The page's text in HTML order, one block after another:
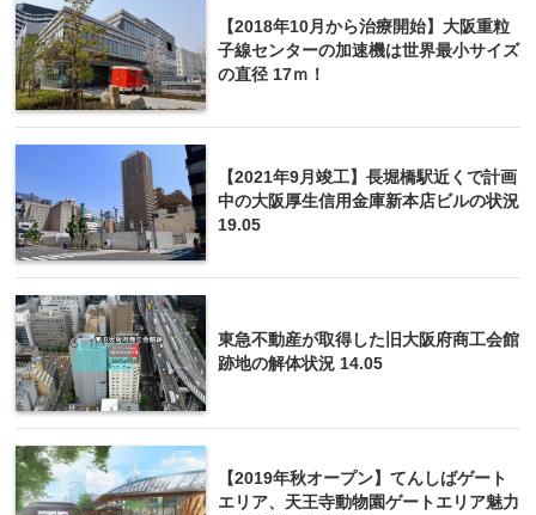
【2018年10月から治療開始】大阪重粒
子線センターの加速機は世界最小サイズ
の直径 17ｍ！
【2021年9月竣工】長堀橋駅近くで計画
中の大阪厚生信用金庫新本店ビルの状況
19.05
東急不動産が取得した旧大阪府商工会館
跡地の解体状況 14.05
【2019年秋オープン】てんしばゲート
エリア、天王寺動物園ゲートエリア魅力